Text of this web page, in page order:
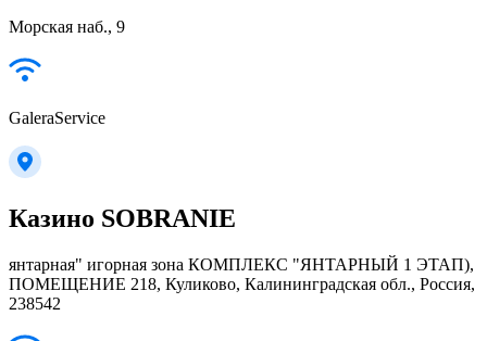
Морская наб., 9
GaleraService
Казино SOBRANIE
янтарная" игорная зона КОМПЛЕКС "ЯНТАРНЫЙ 1 ЭТАП),
ПОМЕЩЕНИЕ 218, Куликово, Калининградская обл., Россия,
238542